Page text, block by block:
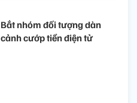
Bắt nhóm đối tượng dàn
cảnh cướp tiền điện tử